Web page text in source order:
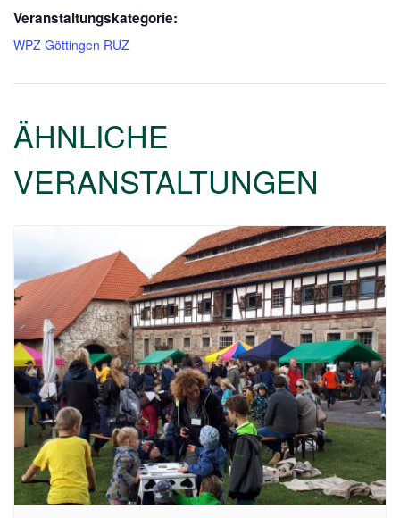
Veranstaltungskategorie:
WPZ Göttingen RUZ
ÄHNLICHE
VERANSTALTUNGEN